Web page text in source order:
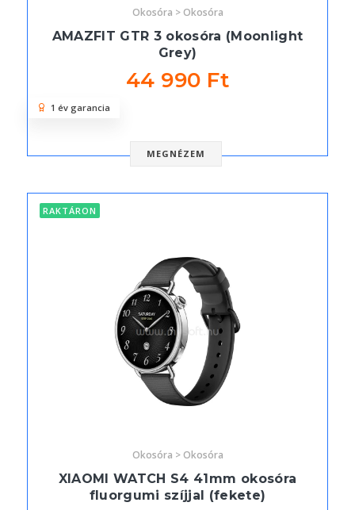
Okosóra > Okosóra
AMAZFIT GTR 3 okosóra (Moonlight
Grey)
44 990 Ft
MEGNÉZEM
1 év garancia
RAKTÁRON
Okosóra > Okosóra
XIAOMI WATCH S4 41mm okosóra
fluorgumi szíjjal (fekete)